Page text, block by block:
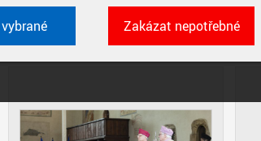
Jsou nezbytné pro správné
Zakázat nepotřebné